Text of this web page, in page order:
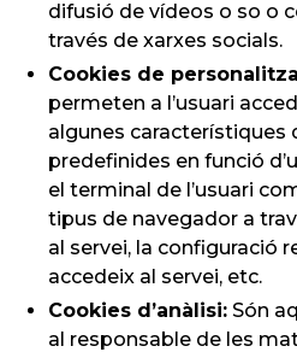
difusió de vídeos o so o
través de xarxes socials.
Cookies de
permeten a l’usuari
algunes característiques
predefinides en funció
el terminal de l’usuari
tipus de navegador a
al servei, la configuració
accedeix al servei, etc.
Cookies d’anàlisi: Són
al responsable de les